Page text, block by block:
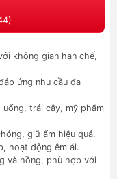
không gian hạn chế,
ứng nhu cầu đa
trái cây, mỹ phẩm
giữ ấm hiệu quả.
hoạt động êm ái.
và hồng, phù hợp với